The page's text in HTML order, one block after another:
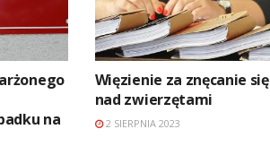
na
Więzienie za znęcanie się
nad zwierzętami
2 SIERPNIA 2023